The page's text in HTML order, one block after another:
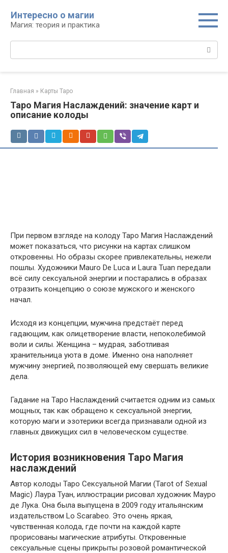
контенту
Интересно о магии
Магия: теория и практика
Главная » Карты Таро
Таро Магия Наслаждений: значение карт и
описание колоды
При первом взгляде на колоду Таро Магия Наслаждений
может показаться, что рисунки на картах слишком
откровенны. Но образы скорее привлекательны, нежели
пошлы. Художники Mauro De Luca и Laura Tuan передали
всё силу сексуальной энергии и постарались в образах
отразить концепцию о союзе мужского и женского
начал.
Исходя из концепции, мужчина предстаёт перед
гадающим, как олицетворение власти, непоколебимой
воли и силы. Женщина – мудрая, заботливая
хранительница уюта в доме. Именно она наполняет
мужчину энергией, позволяющей ему свершать великие
дела.
Гадание на Таро Наслаждений считается одним из самых
мощных, так как обращено к сексуальной энергии,
которую маги и эзотерики всегда признавали одной из
главных движущих сил в человеческом существе.
История возникновения Таро Магия
наслаждений
Автор колоды Таро Сексуальной Магии (Tarot of Sexual
Magic) Лаура Туан, иллюстрации рисовал художник Мауро
де Лука. Она была выпущена в 2009 году итальянским
издательством Lo Scarabeo. Это очень яркая,
чувственная колода, где почти на каждой карте
прорисованы магические атрибуты. Откровенные
сексуальные сцены прикрыты розовой романтической